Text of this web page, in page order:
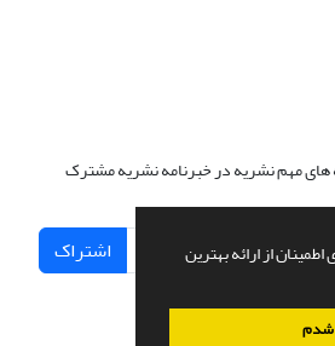
از ارائه بهترین
شدم
های مهم نشریه در خبرنامه نشریه مشترک
اشتراک